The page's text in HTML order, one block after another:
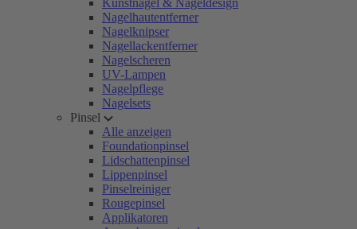
Kunstnägel & Nageldesign
Nagelhautentferner
Nagelknipser
Nagellackentferner
Nagelscheren
UV-Lampen
Nagelpflege
Nagelsets
Pinsel
Alle anzeigen
Foundationpinsel
Lidschattenpinsel
Lippenpinsel
Pinselreiniger
Rougepinsel
Applikatoren